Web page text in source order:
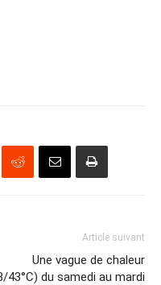
Article suivant
Une vague de chaleur
43°C) du samedi au mardi